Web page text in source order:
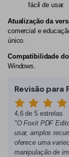
fácil de usar.
Atualização da
comercial e
único.
Compatibilidade
Windows.
Revisão para
4,6 de 5 estrelas
"O Foxit PDF
usar, amplos
oferece uma
manipulação de